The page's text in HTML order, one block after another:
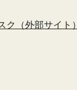
ク（外部サイト）